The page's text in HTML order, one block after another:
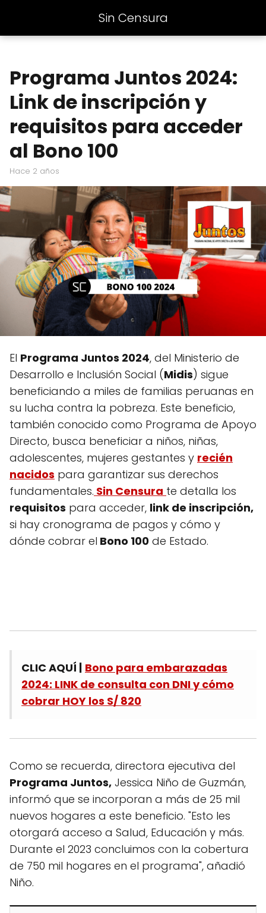
Sin Censura
Programa Juntos 2024:
Link de inscripción y
requisitos para acceder
al Bono 100
hace 2 años
El Programa Juntos 2024, del Ministerio de
Desarrollo e Inclusión Social (Midis) sigue
beneficiando a miles de familias peruanas en
su lucha contra la pobreza. Este beneficio,
también conocido como Programa de Apoyo
Directo, busca beneficiar a niños, niñas,
adolescentes, mujeres gestantes y recién
nacidos para garantizar sus derechos
fundamentales. Sin Censura te detalla los
requisitos para acceder, link de inscripción,
si hay cronograma de pagos y cómo y
dónde cobrar el Bono 100 de Estado.
CLIC AQUÍ | Bono para embarazadas
2024: LINK de consulta con DNI y cómo
cobrar HOY los S/ 820
Como se recuerda, directora ejecutiva del
Programa Juntos, Jessica Niño de Guzmán,
informó que se incorporan a más de 25 mil
nuevos hogares a este beneficio. "Esto les
otorgará acceso a Salud, Educación y más.
Durante el 2023 concluimos con la cobertura
de 750 mil hogares en el programa", añadió
Niño.